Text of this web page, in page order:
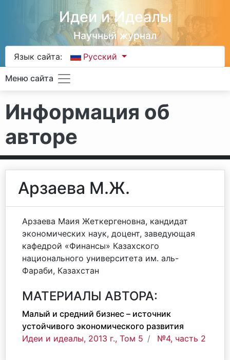
Идеи и Идеалы
Научный журнал
Язык сайта: Русский
Меню сайта
Информация об
авторе
Арзаева М.Ж.
Арзаева Маия Жеткергеновна, кандидат
экономических наук, доцент, заведующая
кафедрой «Финансы» Казахского
национального университета им. аль-
Фараби, Казахстан
МАТЕРИАЛЫ АВТОРА:
Малый и средний бизнес – источник
устойчивого экономического развития
Идеи и идеалы, 2013 г., Том 5
№4, часть 2